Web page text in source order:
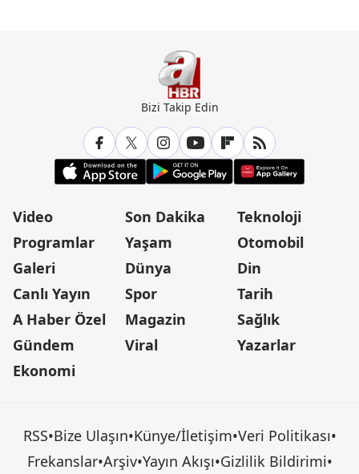
Bizi Takip Edin
Video
Programlar
Galeri
Canlı Yayın
A Haber Özel
Gündem
Ekonomi
Son Dakika
Yaşam
Dünya
Spor
Magazin
Viral
Teknoloji
Otomobil
Din
Tarih
Sağlık
Yazarlar
RSS•Bize Ulaşın•Künye/İletişim•Veri Politikası•
Frekanslar•Arşiv•Yayın Akışı•Gizlilik Bildirimi•